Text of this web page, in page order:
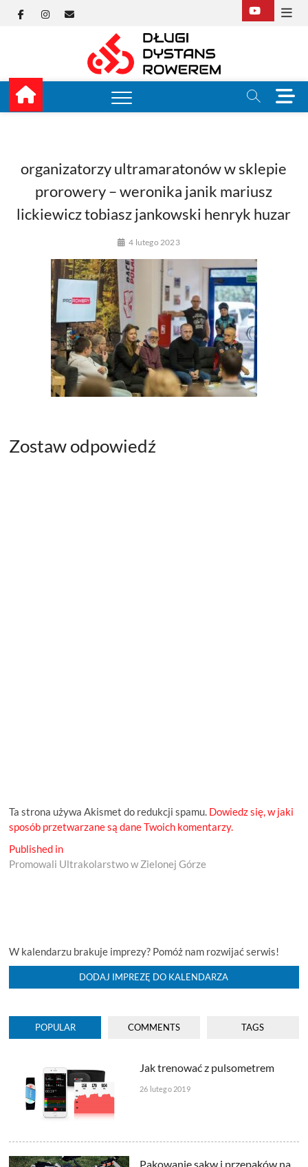
Facebook
Instagram
E-
Długi
M
e
u
o
organizatorzy ultramaratonów w sklepie
prorowery – weronika janik mariusz
lickiewicz tobiasz jankowski henryk huzar
4 lutego 2023
Zostaw odpowiedź
Ta strona używa Akismet do redukcji spamu. Dowiedz się, w jaki
sposób przetwarzane są dane Twoich komentarzy.
Nawigacja
wpisu
Published in
Promowali Ultrakolarstwo w Zielonej Górze
W kalendarzu brakuje imprezy? Pomóż nam rozwijać serwis!
DODAJ IMPREZĘ DO KALENDARZA
POPULAR COMMENTS TAGS
Jak trenować z pulsometrem
26 lutego 2019
Pakowanie sakw i przepaków na